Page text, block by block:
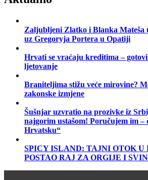
Zaljubljeni Zlatko i Blanka Mateša
uz Gregoryja Portera u Opatiji
Hrvati se vraćaju kreditima –
ljetovanje
Braniteljima stižu veće mirovine?
zakonske izmjene
Šušnjar uzvratio na prozivke iz
najgorim ustašom! Poručujem im –
Hrvatsku“
SPICY ISLAND: TAJNI OTOK U
POSTAO RAJ ZA ORGIJE I